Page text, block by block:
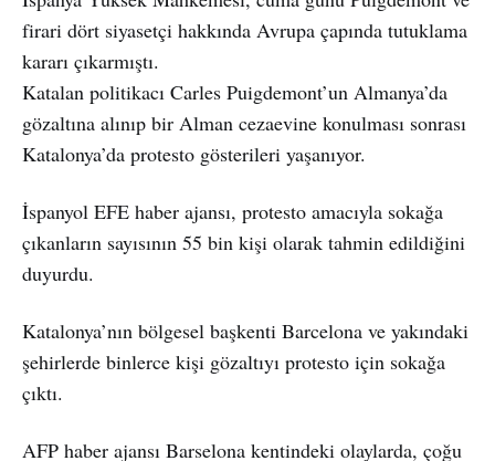
firari dört siyasetçi hakkında Avrupa çapında tutuklama
kararı çıkarmıştı.
Katalan politikacı Carles Puigdemont’un Almanya’da
gözaltına alınıp bir Alman cezaevine konulması sonrası
Katalonya’da protesto gösterileri yaşanıyor.
İspanyol EFE haber ajansı, protesto amacıyla sokağa
çıkanların sayısının 55 bin kişi olarak tahmin edildiğini
duyurdu.
Katalonya’nın bölgesel başkenti Barcelona ve yakındaki
şehirlerde binlerce kişi gözaltıyı protesto için sokağa
çıktı.
AFP haber ajansı Barselona kentindeki olaylarda, çoğu